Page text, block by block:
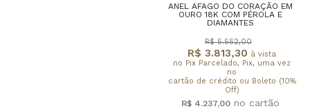
ANEL AFAGO DO CORAÇÃO EM
OURO 18K COM PÉROLA E
DIAMANTES
R$ 3.813,30 à vista
no Pix Parcelado, Pix, uma vez
no
cartão de crédito ou Boleto (10%
Off)
R$ 5.552,00
R$ 4.237,00